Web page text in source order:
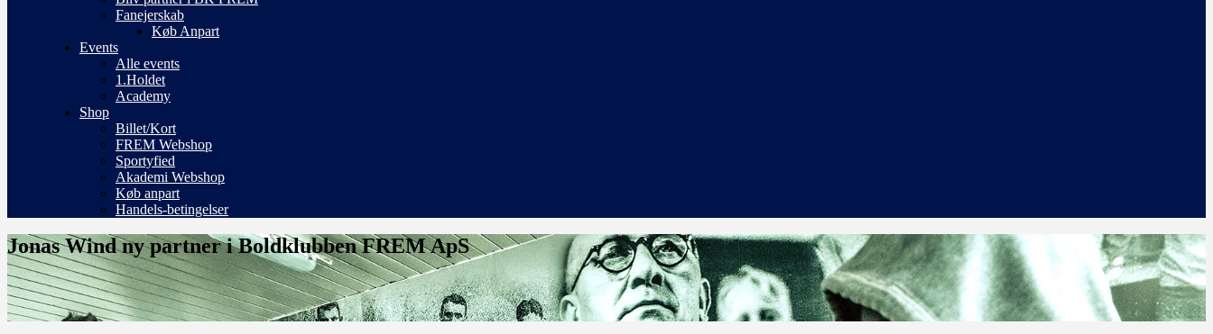
Fanejerskab
Køb Anpart
Events
Alle events
1.Holdet
Academy
Shop
Billet/Kort
FREM Webshop
Sportyfied
Akademi Webshop
Køb anpart
Handels-betingelser
Jonas Wind ny partner i Boldklubben FREM ApS